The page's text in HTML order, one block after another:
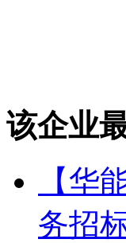
该企业
【华
务招